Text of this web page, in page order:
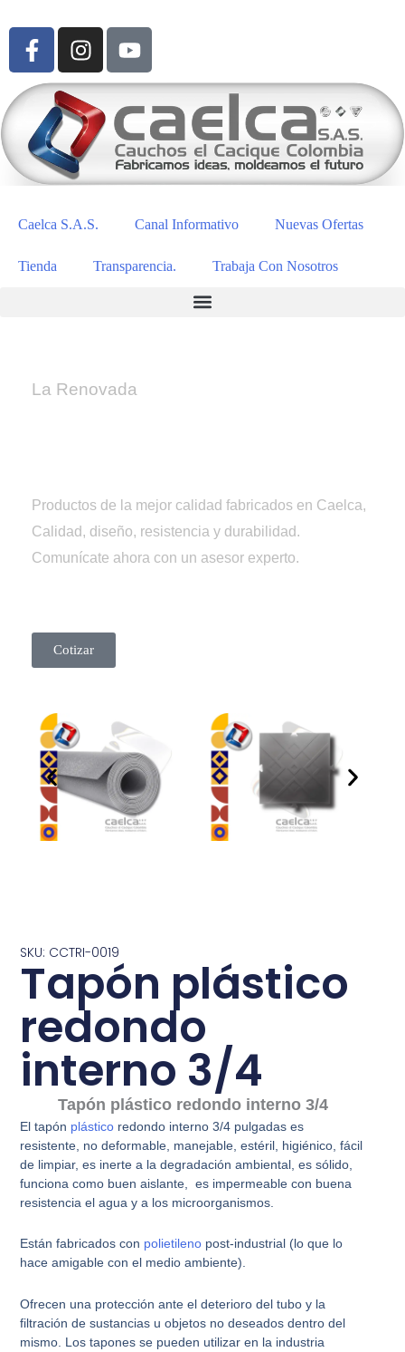
Caelca S.A.S. Canal Informativo Nuevas Ofertas
Tienda Transparencia. Trabaja Con Nosotros
La Renovada
Productos de la mejor calidad fabricados en Caelca,
Calidad, diseño, resistencia y durabilidad.
Comunícate ahora con un asesor experto.
Cotizar
SKU: CCTRI-0019
Tapón plástico
redondo
interno 3/4
Tapón plástico redondo interno 3/4
El tapón plástico redondo interno 3/4 pulgadas es
resistente, no deformable, manejable, estéril, higiénico, fácil
de limpiar, es inerte a la degradación ambiental, es sólido,
funciona como buen aislante, es impermeable con buena
resistencia el agua y a los microorganismos.
Están fabricados con polietileno post-industrial (lo que lo
hace amigable con el medio ambiente).
Ofrecen una protección ante el deterioro del tubo y la
filtración de sustancias u objetos no deseados dentro del
mismo. Los tapones se pueden utilizar en la industria